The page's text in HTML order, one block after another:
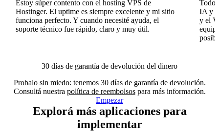
Estoy súper contento con el hosting VPS de
Hostinger. El uptime es siempre excelente y mi sitio
funciona perfecto. Y cuando necesité ayuda, el
soporte técnico fue rápido, claro y muy útil.
Todo
IA y
y el
30 días de garantía de devolución del dinero
Probalo sin miedo: tenemos 30 días de garantía de devolución.
Consultá nuestra política de reembolsospara más información.
Empezar
Explorá más aplicaciones para
implementar